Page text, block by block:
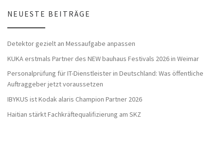
NEUESTE BEITRÄGE
Detektor gezielt an Messaufgabe anpassen
KUKA erstmals Partner des NEW bauhaus Festivals 2026 in Weimar
Personalprüfung für IT-Dienstleister in Deutschland: Was öffentliche
Auftraggeber jetzt voraussetzen
IBYKUS ist Kodak alaris Champion Partner 2026
Haitian stärkt Fachkräftequalifizierung am SKZ